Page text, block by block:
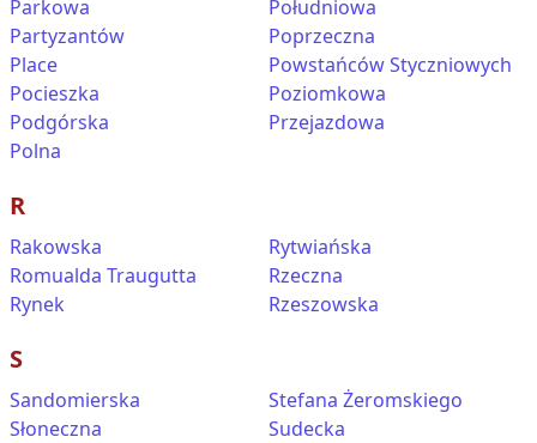
Parkowa
Partyzantów
Place
Pocieszka
Podgórska
Polna
Południowa
Poprzeczna
Powstańców Styczniowych
Poziomkowa
Przejazdowa
R
Rakowska
Romualda Traugutta
Rynek
Rytwiańska
Rzeczna
Rzeszowska
S
Sandomierska
Słoneczna
Stefana Żeromskiego
Sudecka